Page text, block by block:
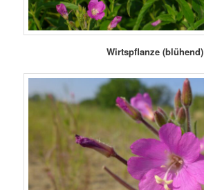
Wirtspflanze (blühend)